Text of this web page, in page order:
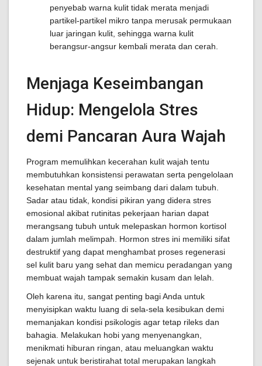
penyebab warna kulit tidak merata menjadi
partikel-partikel mikro tanpa merusak permukaan
luar jaringan kulit, sehingga warna kulit
berangsur-angsur kembali merata dan cerah.
Menjaga Keseimbangan
Hidup: Mengelola Stres
demi Pancaran Aura Wajah
Program memulihkan kecerahan kulit wajah tentu
membutuhkan konsistensi perawatan serta pengelolaan
kesehatan mental yang seimbang dari dalam tubuh.
Sadar atau tidak, kondisi pikiran yang didera stres
emosional akibat rutinitas pekerjaan harian dapat
merangsang tubuh untuk melepaskan hormon kortisol
dalam jumlah melimpah. Hormon stres ini memiliki sifat
destruktif yang dapat menghambat proses regenerasi
sel kulit baru yang sehat dan memicu peradangan yang
membuat wajah tampak semakin kusam dan lelah.
Oleh karena itu, sangat penting bagi Anda untuk
menyisipkan waktu luang di sela-sela kesibukan demi
memanjakan kondisi psikologis agar tetap rileks dan
bahagia. Melakukan hobi yang menyenangkan,
menikmati hiburan ringan, atau meluangkan waktu
sejenak untuk beristirahat total merupakan langkah